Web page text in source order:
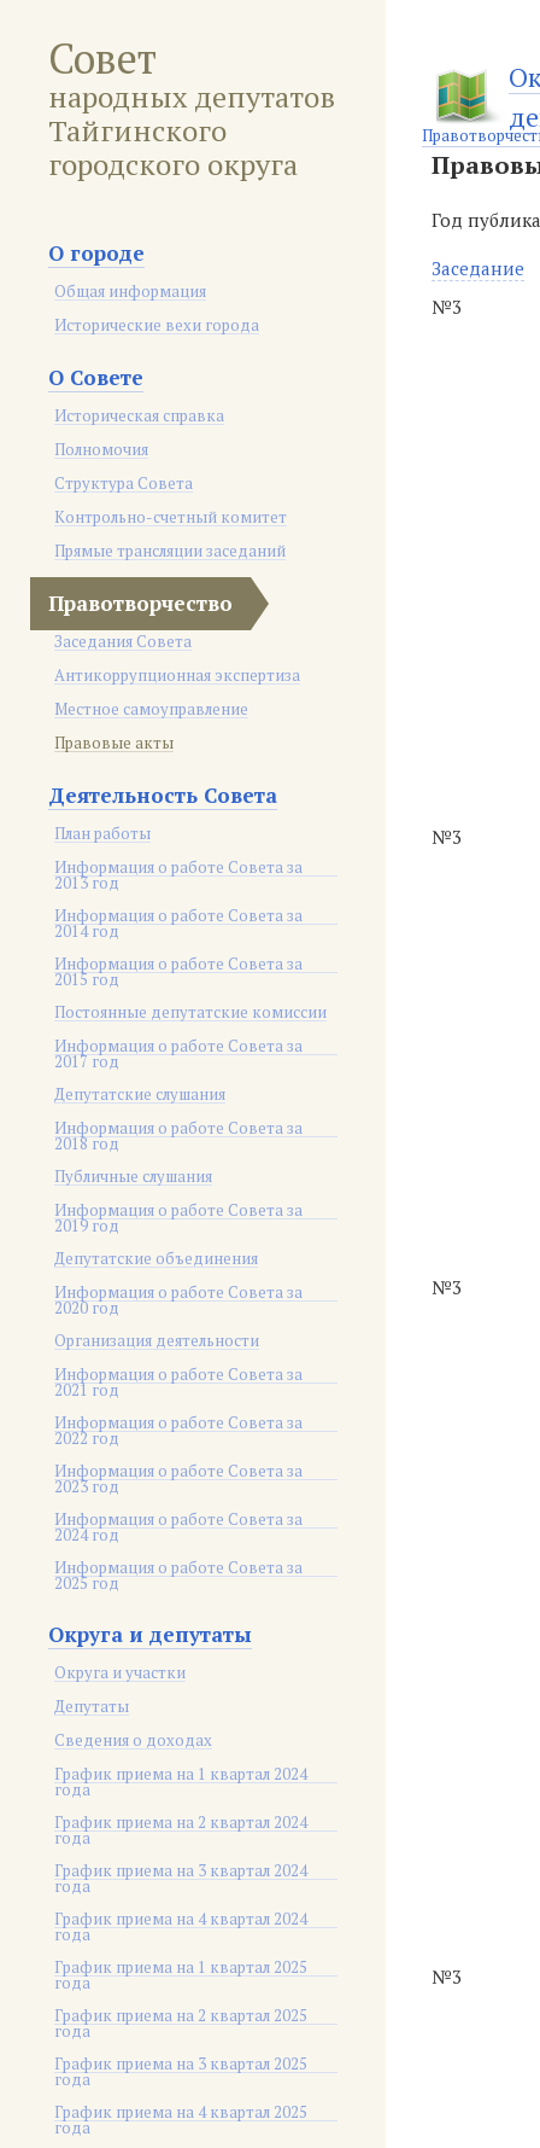
Совет
народных депутатов
Тайгинского
городского округа
О городе
Общая информация
Исторические вехи города
О Совете
Историческая справка
Полномочия
Структура Совета
Контрольно-счетный комитет
Прямые трансляции заседаний
Правотворчество
Заседания Совета
Антикоррупционная экспертиза
Местное самоуправление
Правовые акты
Деятельность Совета
План работы
Информация о работе Совета за
2013 год
Информация о работе Совета за
2014 год
Информация о работе Совета за
2015 год
Постоянные депутатские комиссии
Информация о работе Совета за
2017 год
Депутатские слушания
Информация о работе Совета за
2018 год
Публичные слушания
Информация о работе Совета за
2019 год
Депутатские объединения
Информация о работе Совета за
2020 год
Организация деятельности
Информация о работе Совета за
2021 год
Информация о работе Совета за
2022 год
Информация о работе Совета за
2023 год
Информация о работе Совета за
2024 год
Информация о работе Совета за
2025 год
Округа и депутаты
Округа и участки
Депутаты
Сведения о доходах
График приема на 1 квартал 2024
года
График приема на 2 квартал 2024
года
График приема на 3 квартал 2024
года
График приема на 4 квартал 2024
года
График приема на 1 квартал 2025
года
График приема на 2 квартал 2025
года
График приема на 3 квартал 2025
года
График приема на 4 квартал 2025
года
Год
Заседание
№3
№3
№3
№3